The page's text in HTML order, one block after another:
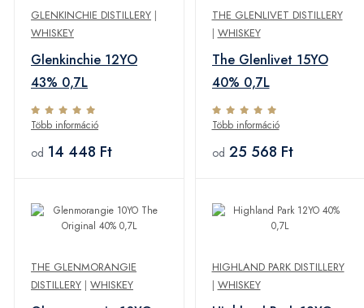
GLENKINCHIE DISTILLERY |
WHISKEY
Glenkinchie 12YO
43% 0,7L
Több információ
od 14 448 Ft
THE GLENLIVET DISTILLERY
| WHISKEY
The Glenlivet 15YO
40% 0,7L
Több információ
od 25 568 Ft
THE GLENMORANGIE
DISTILLERY | WHISKEY
HIGHLAND PARK DISTILLERY
| WHISKEY